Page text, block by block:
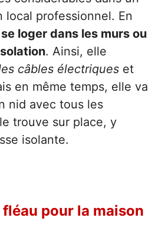
local professionnel. En
se loger dans les murs ou
. Ainsi, elle
câbles électriques et
en même temps, elle va
nid avec tous les
trouve sur place, y
isolante.
pour la maison